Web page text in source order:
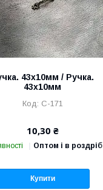
43х10мм / Ручка.
43х10мм
C-171
10,30 ₴
Оптом і в роздріб
Купити